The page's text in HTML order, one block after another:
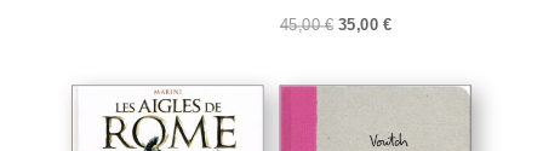
45,00€ Le
initial
45,00 €.
35,00 €Le
actuel
35,00 €.